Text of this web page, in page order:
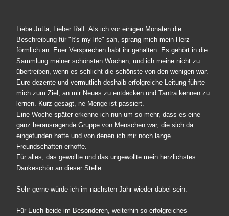
Liebe Jutta, Lieber Ralf. Als ich vor einigen Monaten die
Beschreibung für "It's my life" sah, sprang mich mein Herz
förmlich an. Euer Versprechen habt ihr gehalten. Es gehört in die
Sammlung meiner schönsten Wochen, und ich meine nicht zu
übertreiben, wenn es schlicht die schönste von den wenigen war.
Eure dezente und vermutlich deshalb erfolgreiche Leitung führte
mich zum Ziel, an mir Neues zu entdecken und Tantra kennen zu
lernen. Kurz gesagt, ne Menge ist passiert.
Eine Woche später erkenne ich nun um so mehr, dass es eine
ganz herausragende Gruppe von Menschen war, die sich da
eingefunden hatte und von denen ich mir noch lange
Freundschaften erhoffe.
Für alles, das gewollte und das ungewollte mein herzlichstes
Dankeschön an dieser Stelle.
Sehr gerne würde ich im nächsten Jahr wieder dabei sein.
Für Euch beide im Besonderen, weiterhin so erfolgreiches